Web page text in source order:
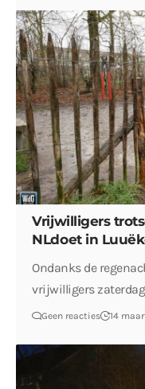
Vrijwilligers
NLdoet in
Ondanks de
vrijwilligers
Geen reacties 14